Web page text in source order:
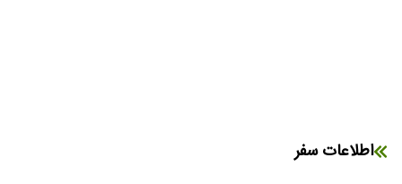
اطلاعات سفر